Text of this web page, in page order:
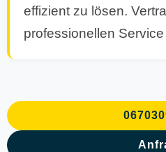
effizient zu lösen.
professionellen